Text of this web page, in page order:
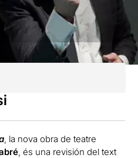
, la nova obra de teatre
, és una revisión del text